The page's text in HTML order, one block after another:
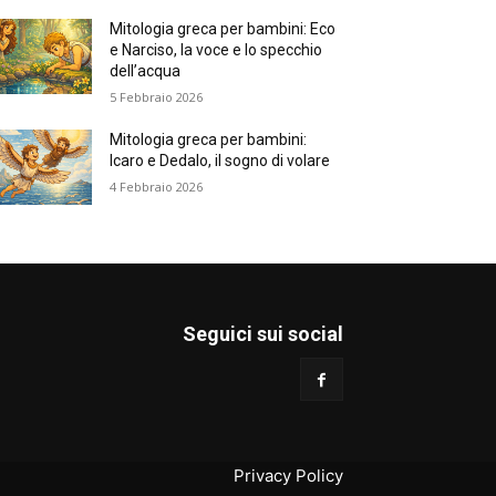
Mitologia greca per bambini: Eco
e Narciso, la voce e lo specchio
dell’acqua
5 Febbraio 2026
Mitologia greca per bambini:
Icaro e Dedalo, il sogno di volare
4 Febbraio 2026
Seguici sui social
Privacy Policy